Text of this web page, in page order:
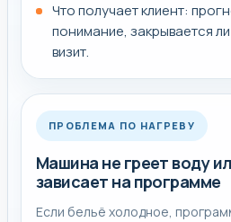
Что получает клиент:
понимание, закрывается
визит.
ПРОБЛЕМА ПО НАГРЕВУ
Машина не греет воду
зависает на программе
Если бельё холодное,